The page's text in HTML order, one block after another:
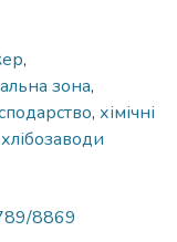
,
зона,
, хімічні
хлібозаводи
8869